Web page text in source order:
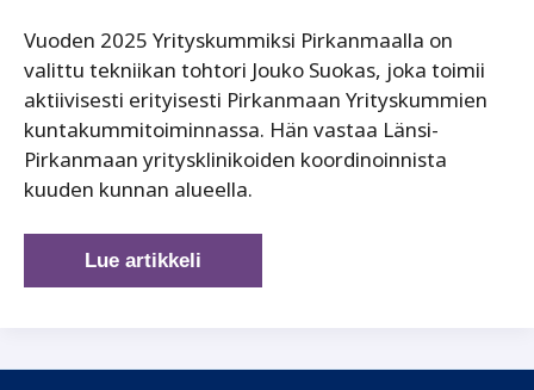
Vuoden 2025 Yrityskummiksi Pirkanmaalla on
valittu tekniikan tohtori Jouko Suokas, joka toimii
aktiivisesti erityisesti Pirkanmaan Yrityskummien
kuntakummitoiminnassa. Hän vastaa Länsi-
Pirkanmaan yritysklinikoiden koordinoinnista
kuuden kunnan alueella.
”Olen
saanut
Lue artikkeli